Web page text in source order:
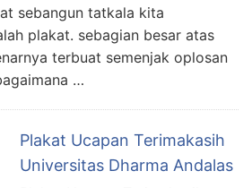
sebangun tatkala kita
plakat. sebagian besar atas
terbuat semenjak oplosan
…
Plakat Ucapan Terimakasih
Universitas Dharma Andalas